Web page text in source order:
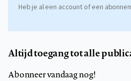
Heb je al een account of een
Altijd toegang tot alle
Abonneer vandaag nog!